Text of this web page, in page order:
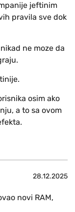
jeftinim
pravila sve dok
ne moze da
osim ako
a to sa ovom
28.12.2025
novi RAM,